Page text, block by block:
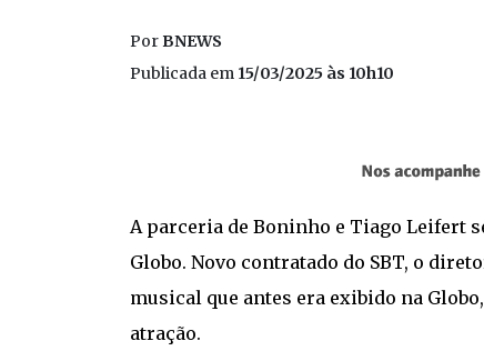
PorBNEWS
Publicada em 15/03/2025 às 10h10
A parceria de Boninho e Tiago Leifert
Globo. Novo contratado do SBT, o
musical que antes era exibido na
atração.